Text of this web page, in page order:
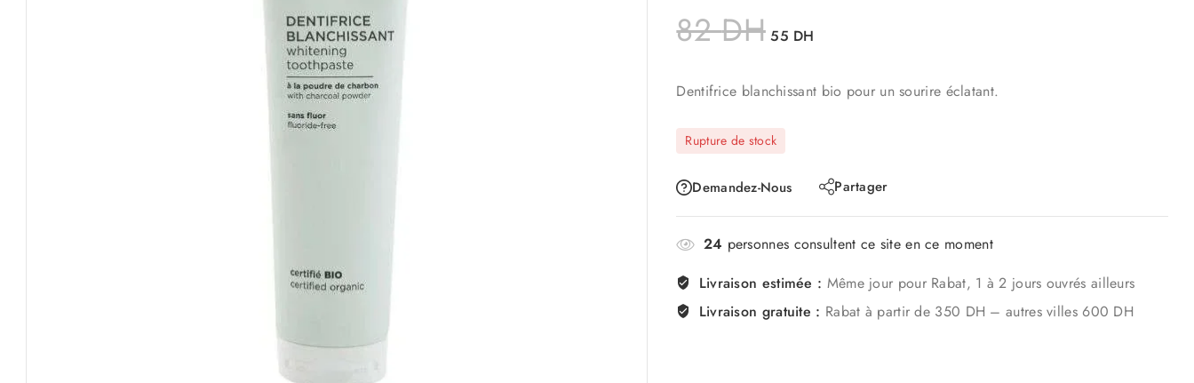
82DH 55 DH
Dentifrice blanchissant bio pour un sourire éclatant.
Rupture de stock
Demandez-Nous Partager
24 personnes consultent ce site en ce moment
Livraison estimée : Même jour pour Rabat, 1 à 2 jours ouvrés ailleurs
Livraison gratuite : Rabat à partir de 350 DH – autres villes 600 DH